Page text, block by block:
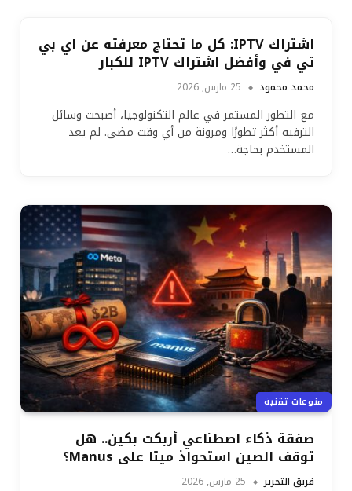
اشتراك IPTV: كل ما تحتاج معرفته عن اي بي
تي في وأفضل اشتراك IPTV للكبار
محمد محمود 25 مارس, 2026
مع التطور المستمر في عالم التكنولوجيا، أصبحت وسائل
الترفيه أكثر تطورًا ومرونة من أي وقت مضى. لم يعد
المستخدم بحاجة…
منوعات تقنية
صفقة ذكاء اصطناعي أربكت بكين.. هل
توقف الصين استحواذ ميتا على Manus؟
فريق التحرير 25 مارس, 2026